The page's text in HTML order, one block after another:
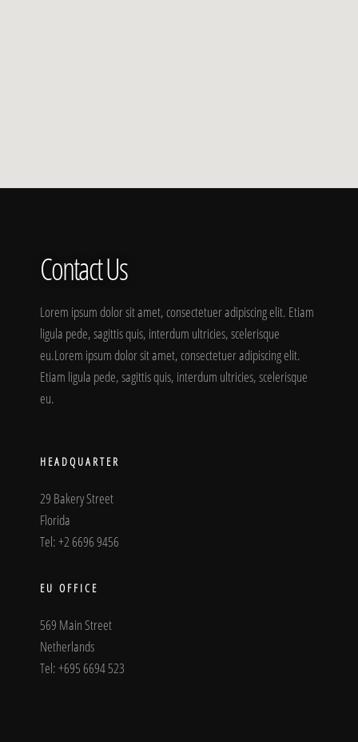
Contact Us
Lorem ipsum dolor sit amet, consectetuer adipiscing elit. Etiam
ligula pede, sagittis quis, interdum ultricies, scelerisque
eu.Lorem ipsum dolor sit amet, consectetuer adipiscing elit.
Etiam ligula pede, sagittis quis, interdum ultricies, scelerisque
eu.
HEADQUARTER
29 Bakery Street
Florida
Tel: +2 6696 9456
EU OFFICE
569 Main Street
Netherlands
Tel: +695 6694 523